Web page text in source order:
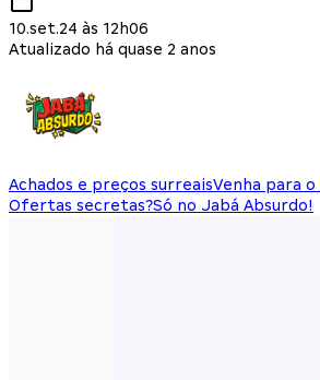
10.set.24 às 12h06
Atualizado há quase 2 anos
Achados e preços surreaisVenha para
Ofertas secretas?Só no Jabá Absurdo!